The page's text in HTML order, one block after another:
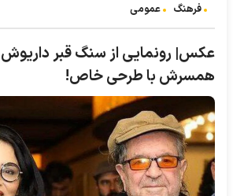
فرهنگ عمومی
عکس| رونمایی از سنگ قبر
همسرش با طرحی خاص!